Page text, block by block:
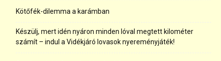
Kötőfék-dilemma a karámban
Készülj, mert idén nyáron minden lóval megtett kilométer
számít – indul a Vidékjáró lovasok nyereményjáték!